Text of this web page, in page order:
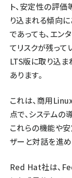
ト、安定性の評
り込まれる傾向
であっても、エン
てリスクが残って
LTS版に取り込
あります。
これは、商用
点で、システム
これらの機能や
ザーと対話を進め
Red Hat社は、